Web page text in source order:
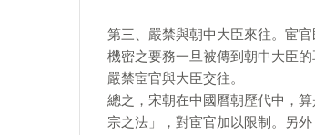
第三、嚴禁與朝中大臣來往。宦
機密之要務一旦被傳到朝中大臣
嚴禁宦官與大臣交往。
總之，宋朝在中國曆朝歷代中，
宗之法」，對宦官加以限制。另